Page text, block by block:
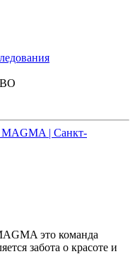
это команда
забота о красоте и